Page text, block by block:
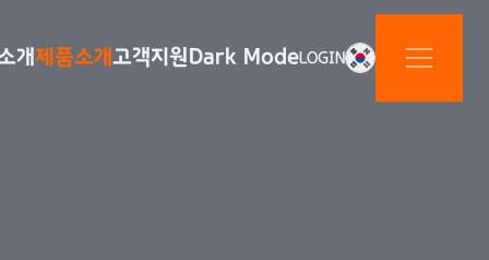
개제품소개고객지원Dark ModeLOGIN